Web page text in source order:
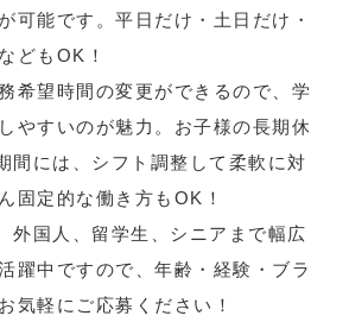
可能です。平日だけ・土日だけ・
どもOK！
希望時間の変更ができるので、学
やすいのが魅力。お子様の長期休
間には、シフト調整して柔軟に対
固定的な働き方もOK！
外国人、留学生、シニアまで幅広
躍中ですので、年齢・経験・ブラ
気軽にご応募ください！